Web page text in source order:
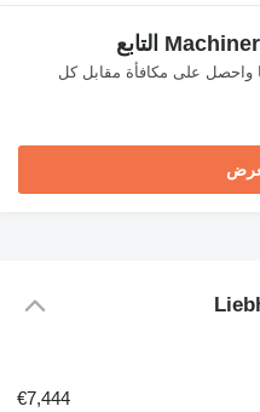
واحصل على مكافأة مقابل كل
€7,444